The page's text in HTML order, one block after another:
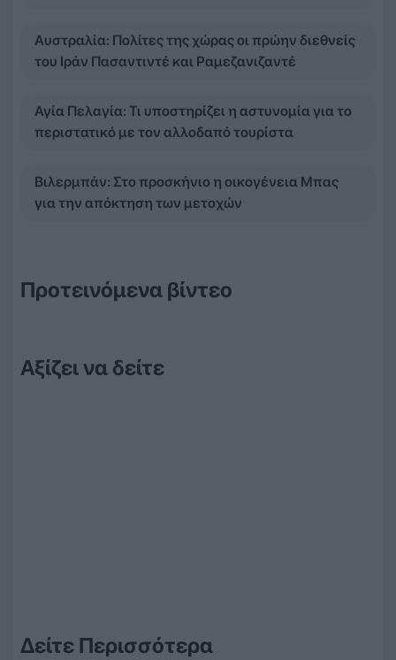
Αυστραλία: Πολίτες της χώρας οι πρώην διεθνείς
του Ιράν Πασαντιντέ και Ραμεζανιζαντέ
Αγία Πελαγία: Τι υποστηρίζει η αστυνομία για το
περιστατικό με τον αλλοδαπό τουρίστα
Βιλερμπάν: Στο προσκήνιο η οικογένεια Μπας
για την απόκτηση των μετοχών
Προτεινόμενα βίντεο
Αξίζει να δείτε
Δείτε Περισσότερα